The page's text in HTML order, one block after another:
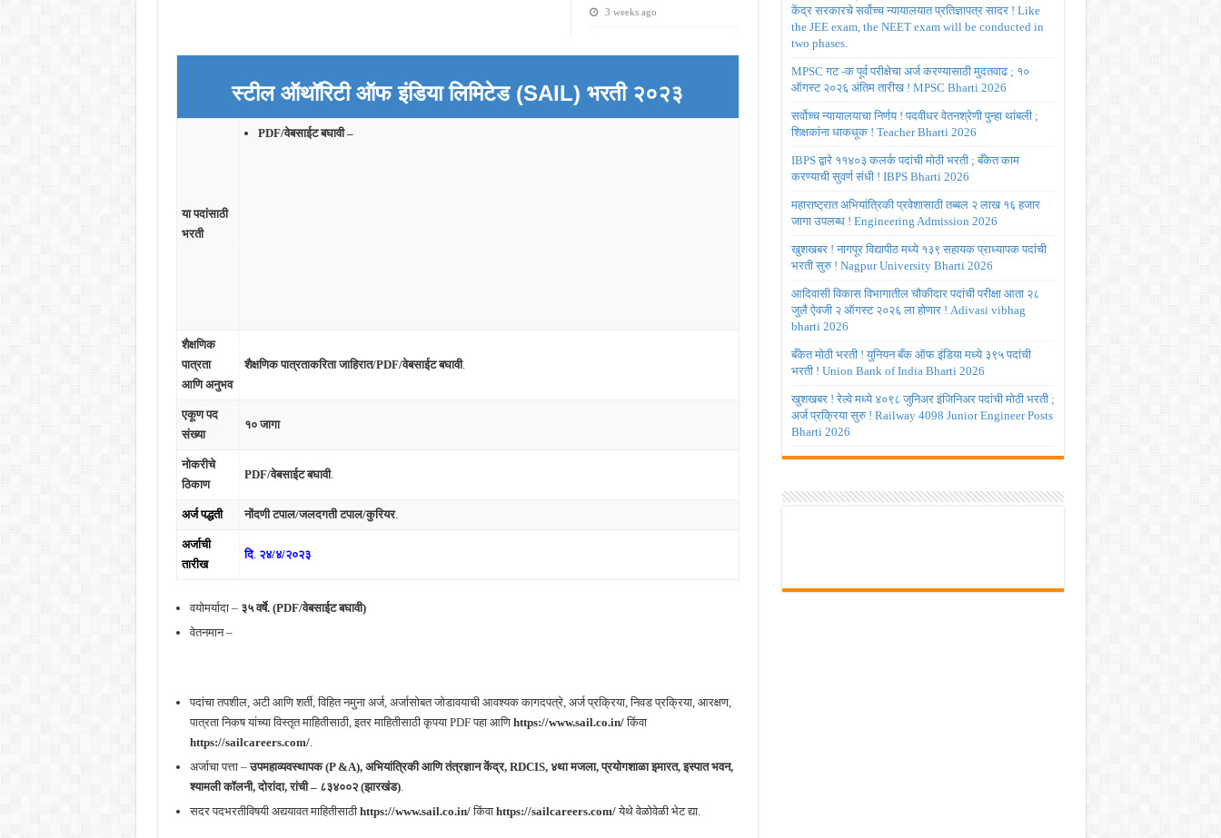
3 weeks ago
स्टील ऑथॉरिटी ऑफ इंडिया लिमिटेड (SAIL) भरती २०२३
या पदांसाठी
भरती
PDF/वेबसाईट बघावी –
शैक्षणिक
पात्रता
आणि अनुभव
शैक्षणिक पात्रताकरिता जाहिरात/PDF/वेबसाईट बघावी.
एकूण पद
संख्या
१० जागा
नोकरीचे
ठिकाण
PDF/वेबसाईट बघावी.
अर्ज पद्धती नोंदणी टपाल/जलदगती टपाल/कुरियर.
अर्जाची
तारीख
दि. २४/४/२०२३
वयोमर्यादा – ३५ वर्षे. (PDF/वेबसाईट बघावी)
वेतनमान –
पदांचा तपशील, अटी आणि शर्ती, विहित नमुना अर्ज, अर्जासोबत जोडावयाची आवश्यक कागदपत्रे, अर्ज प्रक्रिया, निवड प्रक्रिया, आरक्षण,
पात्रता निकष यांच्या विस्तृत माहितीसाठी, इतर माहितीसाठी कृपया PDF पहा आणि https://www.sail.co.in/किंवा
https://sailcareers.com/.
अर्जाचा पत्ता –उपमहाव्यवस्थापक(P &A), अभियांत्रिकी आणि तंत्रज्ञान केंद्र, RDCIS, ४था मजला, प्रयोगशाळा इमारत, इस्पात भवन,
श्यामली कॉलनी, दोरांदा, रांची – ८३४००२ (झारखंड).
सदर पदभरतीविषयी अद्ययावत माहितीसाठी https://www.sail.co.in/किंवाhttps://sailcareers.com/येथे वेळोवेळी भेट द्या.
केंद्र सरकारचे सर्वोच्च न्यायालयात प्रतिज्ञापत्र सादर ! Like
the JEE exam, the NEET exam will be conducted in
two phases.
MPSC गट -क पूर्व परीक्षेचा अर्ज करण्यासाठी मुदतवाढ ; १०
ऑगस्ट २०२६ अंतिम तारीख ! MPSC Bharti 2026
सर्वोच्च न्यायालयाचा निर्णय ! पदवीधर वेतनश्रेणी पुन्हा थांबली ;
शिक्षकांना धाकधूक ! Teacher Bharti 2026
IBPS द्वारे ११४०३ कलर्क पदांची मोठी भरती ; बँकेत काम
करण्याची सुवर्ण संधी ! IBPS Bharti 2026
महाराष्ट्रात अभियांत्रिकी प्रवेशासाठी तब्बल २ लाख १६ हजार
जागा उपलब्ध ! Engineering Admission 2026
खुशखबर ! नागपूर विद्यापीठ मध्ये १३९ सहायक प्राध्यापक पदांची
भरती सुरु ! Nagpur University Bharti 2026
आदिवासी विकास विभागातील चौकीदार पदांची परीक्षा आता २८
जुलै ऐवजी २ ऑगस्ट २०२६ ला होणार ! Adivasi vibhag
bharti 2026
बँकेत मोठी भरती ! युनियन बँक ऑफ इंडिया मध्ये ३९५ पदांची
भरती ! Union Bank of India Bharti 2026
खुशखबर ! रेल्वे मध्ये ४०९८ जुनिअर इंजिनिअर पदांची मोठी भरती ;
अर्ज प्रक्रिया सुरु ! Railway 4098 Junior Engineer Posts
Bharti 2026